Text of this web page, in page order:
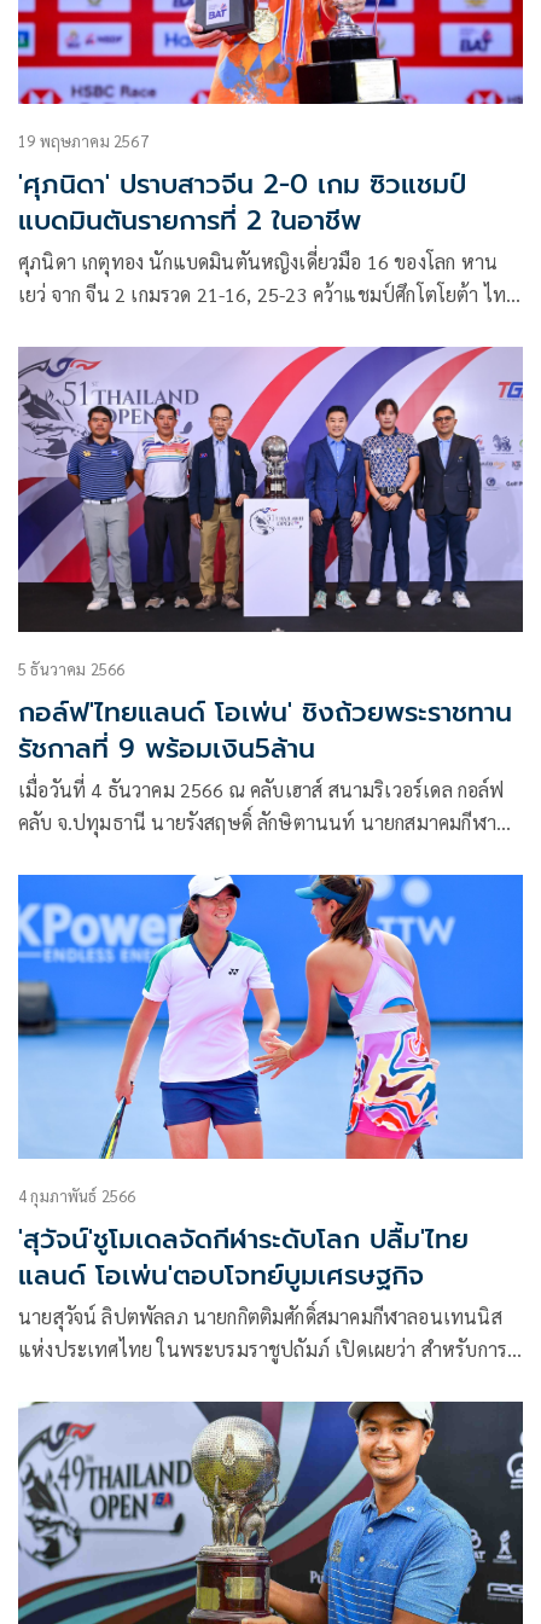
19 พฤษภาคม 2567
'ศุภนิดา' ปราบสาวจีน 2-0 เกม ซิวแชมป์
แบดมินตันรายการที่ 2 ในอาชีพ
ศุภนิดา เกตุทอง นักแบดมินตันหญิงเดี่ยวมือ 16 ของโลก หาน
เยว่ จาก จีน 2 เกมรวด 21-16, 25-23 คว้าแชมป์ศึกโตโยต้า ไทย
5 ธันวาคม 2566
กอล์ฟ'ไทยแลนด์ โอเพ่น' ชิงถ้วยพระราชทาน
รัชกาลที่ 9 พร้อมเงิน5ล้าน
เมื่อวันที่ 4 ธันวาคม 2566 ณ คลับเฮาส์ สนามริเวอร์เดล กอล์ฟ
คลับ จ.ปทุมธานี นายรังสฤษดิ์ ลักษิตานนท์ นายกสมาคมกีฬา
แข่งขันกอล์ฟอาชีพรายการใหญ่และเก่าแก่ที่สุดของ
ประเทศไทย “ไทยแลนด์ โอเพ่น ครั้งที่ 51” ชิงถ้วย
พระราชทานพระบาทสมเด็จพระเจ้าอยู่หัว รัชกาลที่ 9 พร้อมเงิน
รางวัลรวม 5 ล้านบาท ซึ่งจะมีขึ้นระหว่างวันที่ 7-10 ธันวาคม
2566 ณ สนามริเวอร์เดล กอล์ฟ คลับ สนามระดับแชมเปียนชิพ
คอร์ส จังหวัดปทุมธานี
4 กุมภาพันธ์ 2566
'สุวัจน์'ชูโมเดลจัดกีฬาระดับโลก ปลื้ม'ไทย
แลนด์ โอเพ่น'ตอบโจทย์บูมเศรษฐกิจ
นายสุวัจน์ ลิปตพัลลภ นายกกิตติมศักดิ์สมาคมกีฬาลอนเทนนิส
แห่งประเทศไทย ในพระบรมราชูปถัมภ์ เปิดเผยว่า สำหรับการ
นาเมนท์ ดับเบิลยูทีเอ 250 รายการ Thailand Open 2023
presented by E@ (ไทยแลนด์ โอเพ่น 2023 พรีเซนเต็ด บาย
อีเอ) ณ เซ็นเตอร์คอร์ต ทรู อารีน่า หัวหิน สปอร์ต คลับ อ.หัวหิน
จ.ประจวบคีรีขันธ์ นั้น ตนคิดว่าเป็นกิจกรรมที่ดีที่นำ 2 เรื่องคือ
กีฬา และเศรษฐกิจ มาไว้เป็นเรื่องเดียว ซึ่งถือเป็นโมเดลหนึ่งใน
การใช้กีฬามาเสริมสร้างความเข้มแข็งทางเศรษฐกิจ โดยเฉพาะ
ในช่วงวันเวลาที่เราจะต้องกอบกู้วิกฤตเศรษฐกิจให้กับประเทศใน